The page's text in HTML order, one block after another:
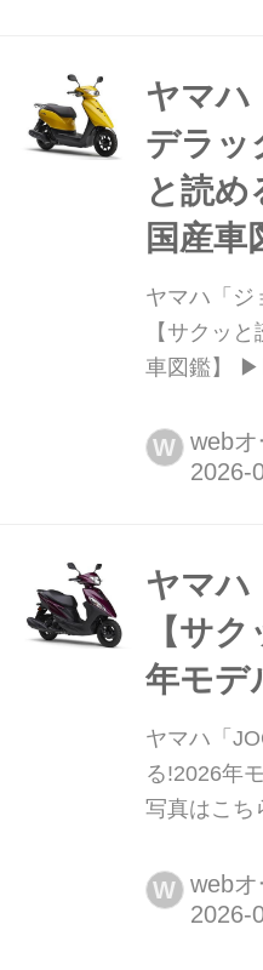
がら、もし
ら...?」と
で選んでみ
様なスタ
「ウルフ」
ヤマハ
デラッ
と読
国産車
ヤマハ「ジ
【サクッ
車図鑑】
YAMAHA
格:19万
mm 車両重...
W webオ
ヤマハ
【サ
年モデ
ヤマハ「
る!2026年
写真はこち
9600円 全
高
W webオ